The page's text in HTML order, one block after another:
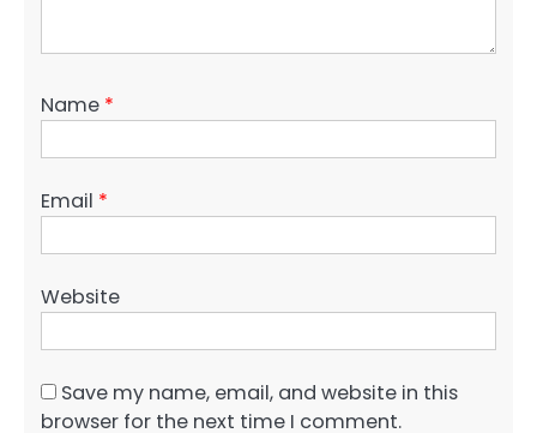
Name *
Email *
Website
Save my name, email, and website in this
browser for the next time I comment.